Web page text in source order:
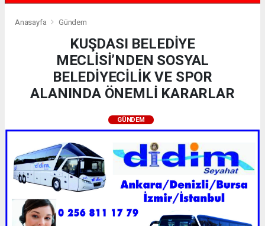
Anasayfa Gündem
KUŞDASI BELEDİYE
MECLİSİ’NDEN SOSYAL
BELEDİYECİLİK VE SPOR
ALANINDA ÖNEMLİ KARARLAR
GÜNDEM